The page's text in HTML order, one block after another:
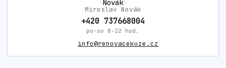
Miroslav Novák
+420 737668004
po-so 8-22 hod.
info@renovacekuze.cz